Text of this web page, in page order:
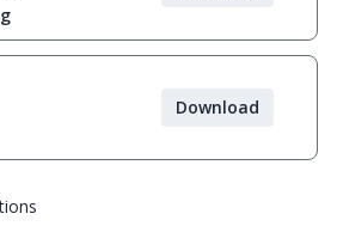
Download